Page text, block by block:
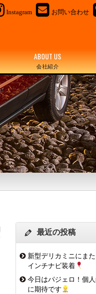
Instagram お問い合わせ
ABOUT US
会社紹介
最近の投稿
新型デリカミニにま
インチナビ装着
今日はパジェロ！個
に期待です